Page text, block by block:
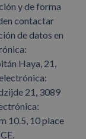
y de forma
contactar
de datos en
Haya, 21,
21, 3089
10.5, 10 place